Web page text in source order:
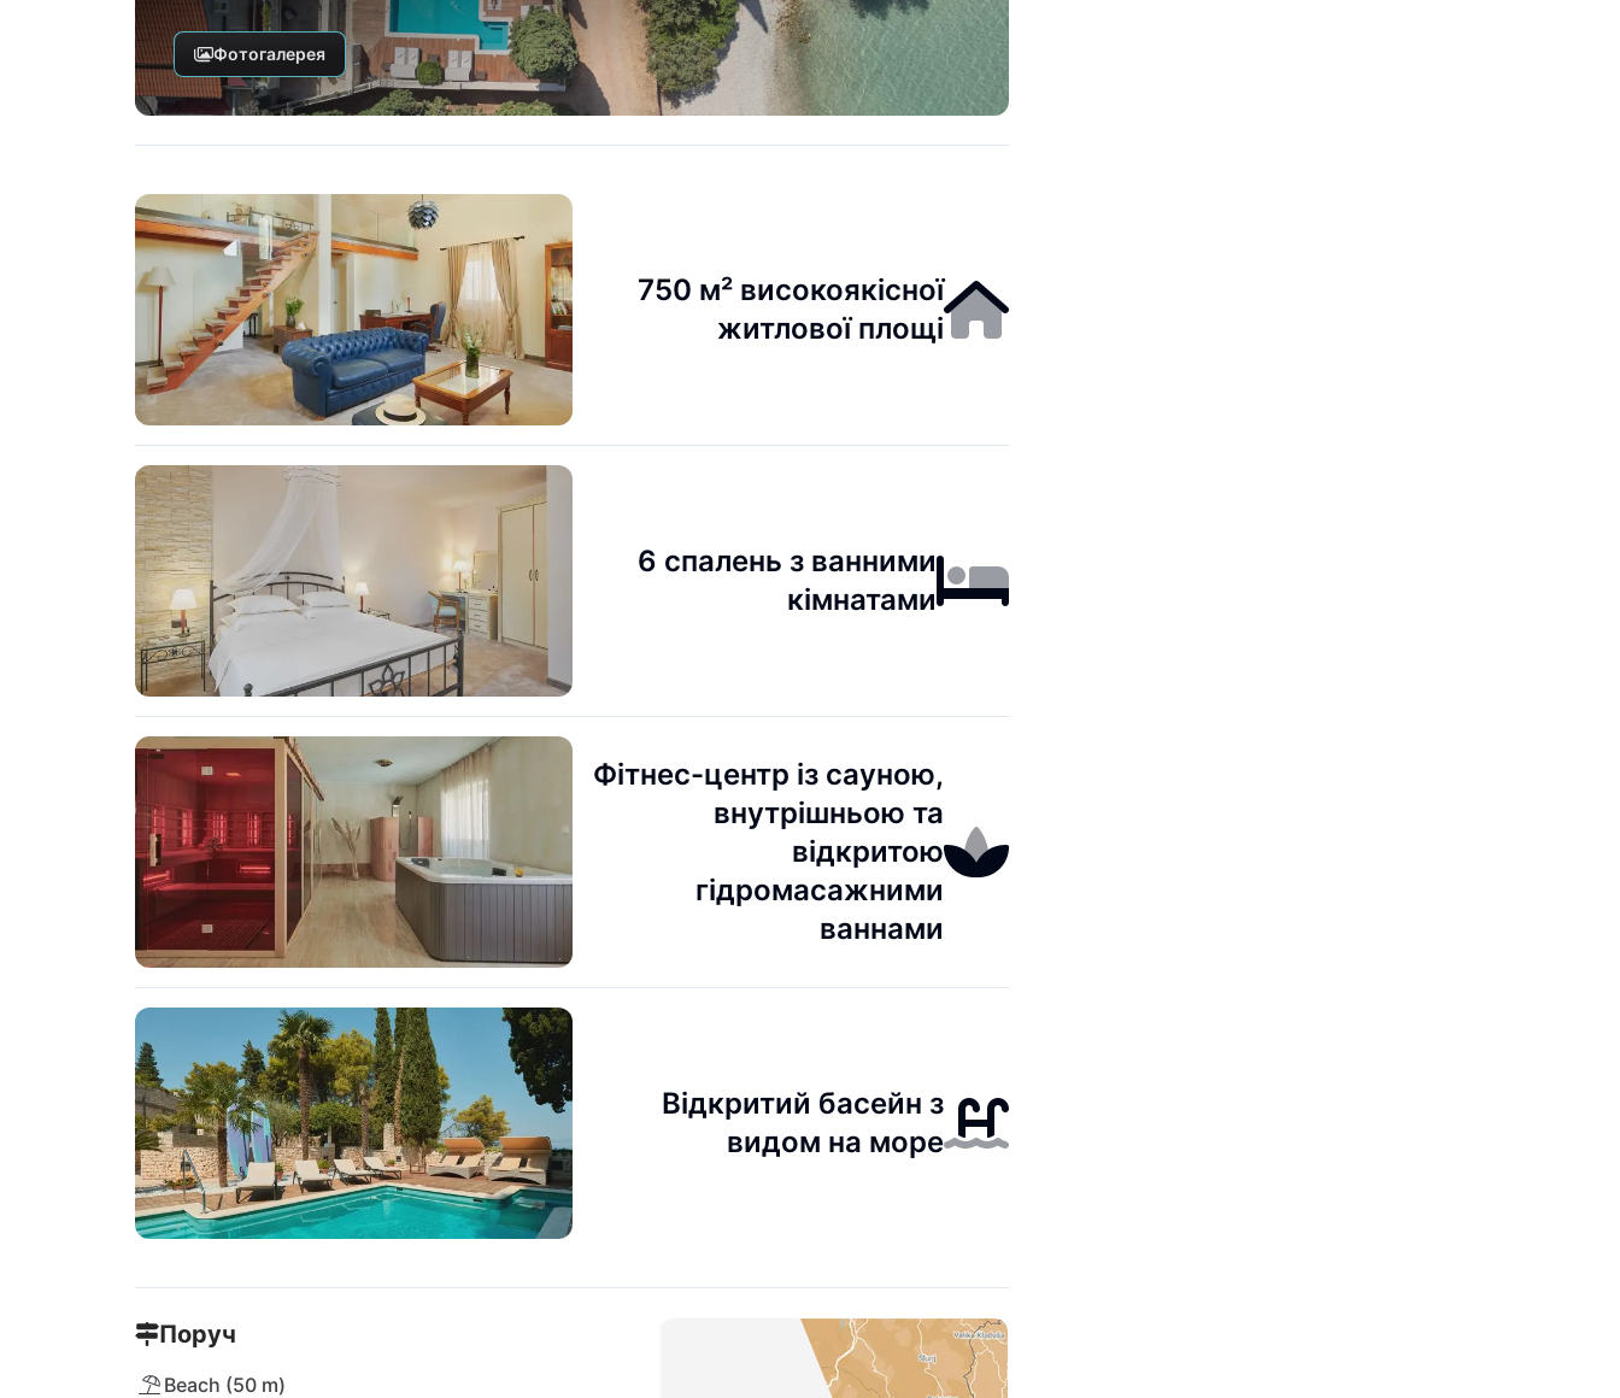
Фотогалерея
750 м² високоякісної
житлової площі
6 спалень з ванними
кімнатами
Фітнес-центр із сауною,
внутрішньою та
відкритою
гідромасажними
ваннами
Відкритий басейн з
видом на море
Поруч
Beach (50 m)